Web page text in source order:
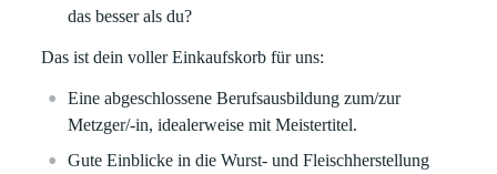
das besser als du?
Das ist dein voller Einkaufskorb für uns:
Eine abgeschlossene Berufsausbildung zum/zur
Metzger/-in, idealerweise mit Meistertitel.
Gute Einblicke in die Wurst- und Fleischherstellung